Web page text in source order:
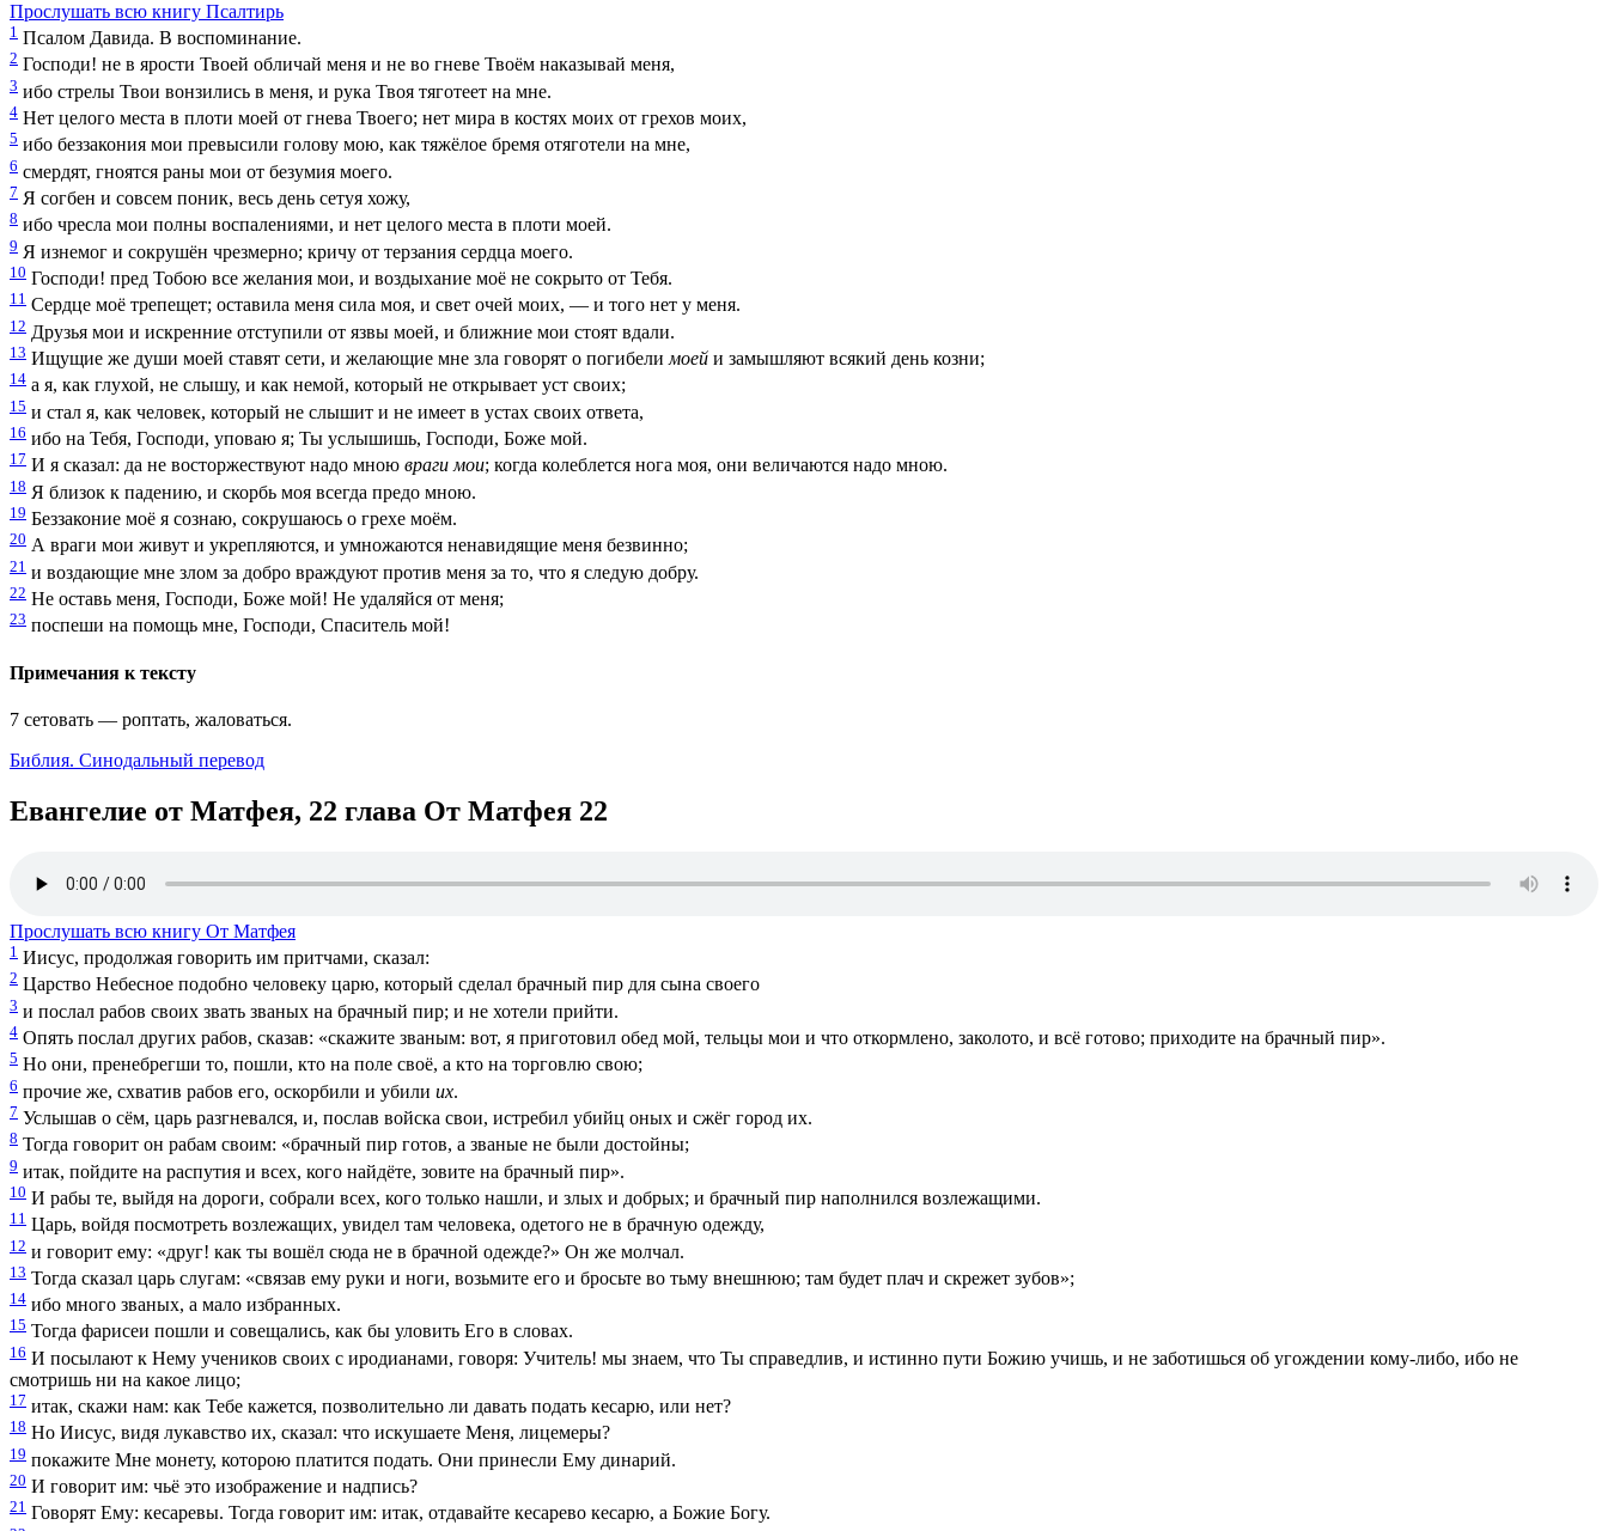
Прослушать всю книгу Псалтирь
1 Псалом Давида. В воспоминание.
2 Господи! не в ярости Твоей обличай меня и не во гневе Твоём наказывай меня,
3 ибо стрелы Твои вонзились в меня, и рука Твоя тяготеет на мне.
4 Нет целого места в плоти моей от гнева Твоего; нет мира в костях моих от грехов моих,
5 ибо беззакония мои превысили голову мою, как тяжёлое бремя отяготели на мне,
6 смердят, гноятся раны мои от безумия моего.
7 Я согбен и совсем поник, весь день сетуя хожу,
8 ибо чресла мои полны воспалениями, и нет целого места в плоти моей.
9 Я изнемог и сокрушён чрезмерно; кричу от терзания сердца моего.
10 Господи! пред Тобою все желания мои, и воздыхание моё не сокрыто от Тебя.
11 Сердце моё трепещет; оставила меня сила моя, и свет очей моих, — и того нет у меня.
12 Друзья мои и искренние отступили от язвы моей, и ближние мои стоят вдали.
13 Ищущие же души моей ставят сети, и желающие мне зла говорят о погибели моей и замышляют всякий день козни;
14 а я, как глухой, не слышу, и как немой, который не открывает уст своих;
15 и стал я, как человек, который не слышит и не имеет в устах своих ответа,
16 ибо на Тебя, Господи, уповаю я; Ты услышишь, Господи, Боже мой.
17 И я сказал: да не восторжествуют надо мною враги мои; когда колеблется нога моя, они величаются надо мною.
18 Я близок к падению, и скорбь моя всегда предо мною.
19 Беззаконие моё я сознаю, сокрушаюсь о грехе моём.
20 А враги мои живут и укрепляются, и умножаются ненавидящие меня безвинно;
21 и воздающие мне злом за добро враждуют против меня за то, что я следую добру.
22 Не оставь меня, Господи, Боже мой! Не удаляйся от меня;
23 поспеши на помощь мне, Господи, Спаситель мой!
Примечания к тексту
7 сетовать — роптать, жаловаться.
Библия. Синодальный перевод
Евангелие от Матфея, 22 глава От Матфея 22
Прослушать всю книгу От Матфея
1 Иисус, продолжая говорить им притчами, сказал:
2 Царство Небесное подобно человеку царю, который сделал брачный пир для сына своего
3 и послал рабов своих звать званых на брачный пир; и не хотели прийти.
4 Опять послал других рабов, сказав: «скажите званым: вот, я приготовил обед мой, тельцы мои и что откормлено, заколото, и всё готово; приходите на брачный пир».
5 Но они, пренебрегши то, пошли, кто на поле своё, а кто на торговлю свою;
6 прочие же, схватив рабов его, оскорбили и убили их.
7 Услышав о сём, царь разгневался, и, послав войска свои, истребил убийц оных и сжёг город их.
8 Тогда говорит он рабам своим: «брачный пир готов, а званые не были достойны;
9 итак, пойдите на распутия и всех, кого найдёте, зовите на брачный пир».
10 И рабы те, выйдя на дороги, собрали всех, кого только нашли, и злых и добрых; и брачный пир наполнился возлежащими.
11 Царь, войдя посмотреть возлежащих, увидел там человека, одетого не в брачную одежду,
12 и говорит ему: «друг! как ты вошёл сюда не в брачной одежде?» Он же молчал.
13 Тогда сказал царь слугам: «связав ему руки и ноги, возьмите его и бросьте во тьму внешнюю; там будет плач и скрежет зубов»;
14 ибо много званых, а мало избранных.
15 Тогда фарисеи пошли и совещались, как бы уловить Его в словах.
16 И посылают к Нему учеников своих с иродианами, говоря: Учитель! мы знаем, что Ты справедлив, и истинно пути Божию учишь, и не заботишься об угождении кому-либо, ибо не
смотришь ни на какое лицо;
17 итак, скажи нам: как Тебе кажется, позволительно ли давать подать кесарю, или нет?
18 Но Иисус, видя лукавство их, сказал: что искушаете Меня, лицемеры?
19 покажите Мне монету, которою платится подать. Они принесли Ему динарий.
20 И говорит им: чьё это изображение и надпись?
21 Говорят Ему: кесаревы. Тогда говорит им: итак, отдавайте кесарево кесарю, а Божие Богу.